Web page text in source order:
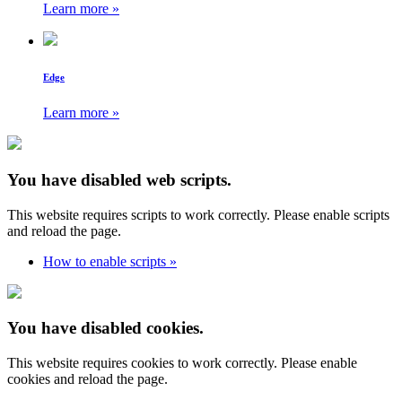
Learn more »
Edge
Learn more »
You have disabled web scripts.
This website requires scripts to work correctly. Please enable scripts
and reload the page.
How to enable scripts »
You have disabled cookies.
This website requires cookies to work correctly. Please enable
cookies and reload the page.